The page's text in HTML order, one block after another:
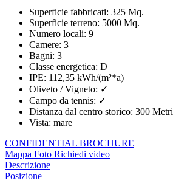
Superficie fabbricati: 325 Mq.
Superficie terreno: 5000 Mq.
Numero locali: 9
Camere: 3
Bagni: 3
Classe energetica: D
IPE: 112,35 kWh/(m²*a)
Oliveto / Vigneto: ✓
Campo da tennis: ✓
Distanza dal centro storico: 300 Metri
Vista: mare
CONFIDENTIAL BROCHURE
Mappa Foto Richiedi video
Descrizione
Posizione